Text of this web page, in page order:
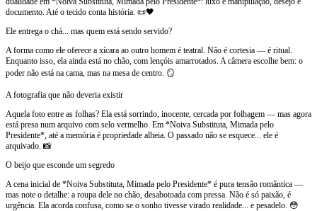
documento. Até o tecido conta história. 📜🖤
Ele entrega o chá... mas quem está sendo servido?
A forma como ele oferece a xícara ao outro homem é teatral. Não é cortesia — é ritual.
Enquanto isso, ela ainda está no chão, com lençóis amarrotados. A câmera escolhe bem: o
poder não está na cama, mas na mesa de centro. 🪞
A fotografia que não deveria existir
Aquela foto entre as folhas? Ela está sorrindo, inocente, cercada por folhagem — mas agora
está presa num arquivo com selo vermelho. Em *Noiva Substituta, Mimada pelo
Presidente*, até a memória é propriedade alheia. O passado não se esquece... ele é
arquivado. 📸
O beijo que esconde um segredo
A cena inicial de *Noiva Substituta, Mimada pelo Presidente* é pura tensão romântica —
mas note o detalhe: a roupa dele no chão, desabotoada com pressa. Não é só paixão, é
urgência. Ela acorda confusa, como se o sonho tivesse virado realidade... e pesadelo. 😳